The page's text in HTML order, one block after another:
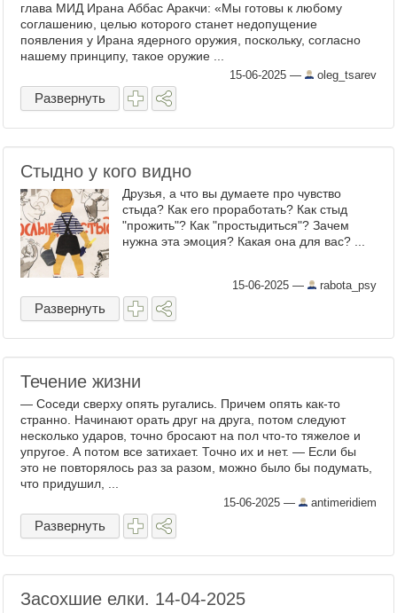
глава МИД Ирана Аббас Аракчи: «Мы готовы к любому
соглашению, целью которого станет недопущение
появления у Ирана ядерного оружия, поскольку, согласно
нашему принципу, такое оружие ...
15-06-2025 — oleg_tsarev
Развернуть
Стыдно у кого видно
Друзья, а что вы думаете про чувство
стыда? Как его проработать? Как стыд
"прожить"? Как "простыдиться"? Зачем
нужна эта эмоция? Какая она для вас? ...
15-06-2025 — rabota_psy
Развернуть
Течение жизни
— Соседи сверху опять ругались. Причем опять как-то
странно. Начинают орать друг на друга, потом следуют
несколько ударов, точно бросают на пол что-то тяжелое и
упругое. А потом все затихает. Точно их и нет. — Если бы
это не повторялось раз за разом, можно было бы подумать,
что придушил, ...
15-06-2025 — antimeridiem
Развернуть
Засохшие елки. 14-04-2025